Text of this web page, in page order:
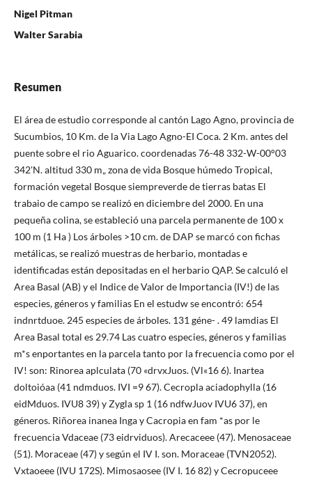
Nigel Pitman
Walter Sarabia
Resumen
El área de estudio corresponde al cantón Lago Agno, provincia de
Sucumbios, 10 Km. de la Via Lago Agno-EI Coca. 2 Km. antes del
puente sobre el rio Aguarico. coordenadas 76-48 332-W-00°03
342'N. altitud 330 m„ zona de vida Bosque húmedo Tropical,
formación vegetal Bosque siempreverde de tierras batas El
trabaio de campo se realizó en diciembre del 2000. En una
pequeña colina, se estableció una parcela permanente de 100 x
100 m (1 Ha ) Los árboles >10 cm. de DAP se marcó con fichas
metálicas, se realizó muestras de herbario, montadas e
identificadas están depositadas en el herbario QAP. Se calculó el
Area Basal (AB) y el Indice de Valor de Importancia (IV!) de las
especies, géneros y familias En el estudw se encontró: 654
indnrtduoe. 245 especies de árboles. 131 géne- . 49 lamdias El
Area Basal total es 29.74 Las cuatro especies, géneros y familias
m*s enportantes en la parcela tanto por la frecuencia como por el
IV! son: Rinorea aplculata (70 «drvxJuos. (Vl«16 6). Inartea
doltoióaa (41 ndmduos. IVI =9 67). Cecropla aciadophylla (16
eidMduos. IVU8 39) y Zygla sp 1 (16 ndfwJuov IVU6 37), en
géneros. Riñorea inanea Inga y Cacropia en fam *as por le
frecuencia Vdaceae (73 eidrviduos). Arecaceee (47). Menosaceae
(51). Moraceae (47) y según el IV I. son. Moraceae (TVN2052).
Vxtaoeee (IVU 172S). Mimosaosee (IV I. 16 82) y Cecropuceee